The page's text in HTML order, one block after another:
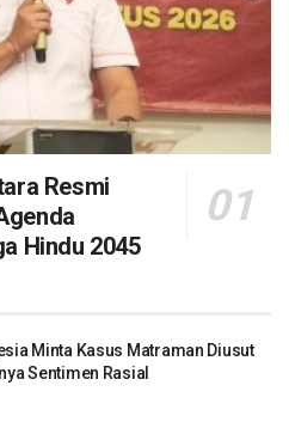
Resmi
Hindu 2045
Minta Kasus Matraman Diusut
Sentimen Rasial